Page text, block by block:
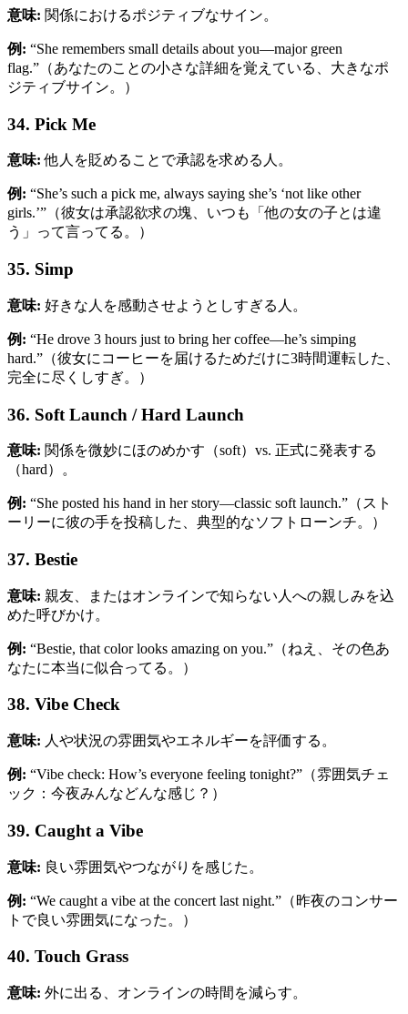
意味: 関係におけるポジティブなサイン。
例: “She remembers small details about you—major green
flag.”（あなたのことの小さな詳細を覚えている、大きなポ
ジティブサイン。）
34. Pick Me
意味: 他人を貶めることで承認を求める人。
例: “She’s such a pick me, always saying she’s ‘not like other
girls.’”（彼女は承認欲求の塊、いつも「他の女の子とは違
う」って言ってる。）
35. Simp
意味: 好きな人を感動させようとしすぎる人。
例: “He drove 3 hours just to bring her coffee—he’s simping
hard.”（彼女にコーヒーを届けるためだけに3時間運転した、
完全に尽くしすぎ。）
36. Soft Launch / Hard Launch
意味: 関係を微妙にほのめかす（soft）vs. 正式に発表する
（hard）。
例: “She posted his hand in her story—classic soft launch.”（スト
ーリーに彼の手を投稿した、典型的なソフトローンチ。）
37. Bestie
意味: 親友、またはオンラインで知らない人への親しみを込
めた呼びかけ。
例: “Bestie, that color looks amazing on you.”（ねえ、その色あ
なたに本当に似合ってる。）
38. Vibe Check
意味: 人や状況の雰囲気やエネルギーを評価する。
例: “Vibe check: How’s everyone feeling tonight?”（雰囲気チェ
ック：今夜みんなどんな感じ？）
39. Caught a Vibe
意味: 良い雰囲気やつながりを感じた。
例: “We caught a vibe at the concert last night.”（昨夜のコンサー
トで良い雰囲気になった。）
40. Touch Grass
意味: 外に出る、オンラインの時間を減らす。